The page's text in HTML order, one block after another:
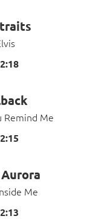
Remind Me
Me